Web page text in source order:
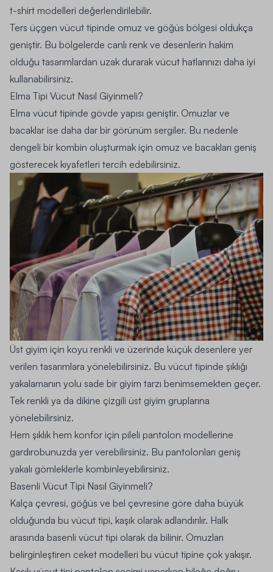
t-shirt modelleri değerlendirilebilir.
Ters üçgen vücut tipinde omuz ve göğüs bölgesi oldukça
geniştir. Bu bölgelerde canlı renk ve desenlerin hakim
olduğu tasarımlardan uzak durarak vücut hatlarınızı daha iyi
kullanabilirsiniz.
Elma Tipi Vücut Nasıl Giyinmeli?
Elma vücut tipinde gövde yapısı geniştir. Omuzlar ve
bacaklar ise daha dar bir görünüm sergiler. Bu nedenle
dengeli bir kombin oluşturmak için omuz ve bacakları geniş
gösterecek kıyafetleri tercih edebilirsiniz.
Üst giyim için koyu renkli ve üzerinde küçük desenlere yer
verilen tasarımlara yönelebilirsiniz. Bu vücut tipinde şıklığı
yakalamanın yolu sade bir giyim tarzı benimsemekten geçer.
Tek renkli ya da dikine çizgili üst giyim gruplarına
yönelebilirsiniz.
Hem şıklık hem konfor için pileli pantolon modellerine
gardırobunuzda yer verebilirsiniz. Bu pantolonları geniş
yakalı gömleklerle kombinleyebilirsiniz.
Basenli Vücut Tipi Nasıl Giyinmeli?
Kalça çevresi, göğüs ve bel çevresine göre daha büyük
olduğunda bu vücut tipi, kaşık olarak adlandırılır. Halk
arasında basenli vücut tipi olarak da bilinir. Omuzları
belirginleştiren ceket modelleri bu vücut tipine çok yakışır.